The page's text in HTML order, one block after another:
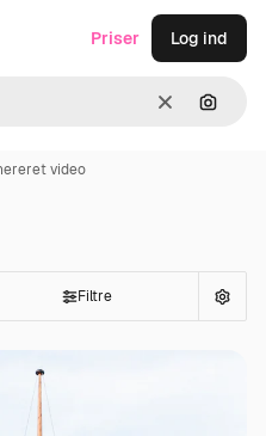
Klar Søg
Priser Log ind
video
Filtre